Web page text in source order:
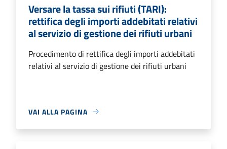
Versare la tassa sui rifiuti (TARI):
rettifica degli importi addebitati relativi
al servizio di gestione dei rifiuti urbani
Procedimento di rettifica degli importi addebitati
relativi al servizio di gestione dei rifiuti urbani
VAI ALLA PAGINA